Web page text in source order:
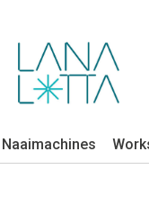
Naaimachines